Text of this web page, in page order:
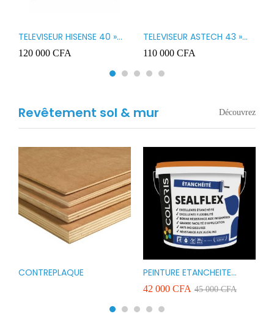
TELEVISEUR HISENSE 40 »
LED SMART VIDAA 40A4K
120 000 CFA
TELEVISEUR ASTECH 43 »
LED 43OD15
110 000 CFA
Revêtement sol & mur Découvrez
CONTREPLAQUE
PEINTURE ETANCHEITE
COLORIS SEAFLEX 20KG
COULEUR ROUGE BLANC
VERT ET GRIS
42 000 CFA 45 000CFA